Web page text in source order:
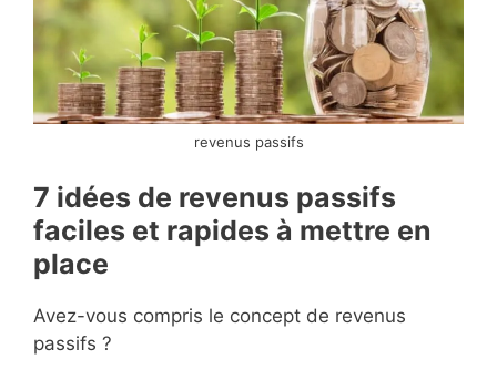
revenus passifs
7 idées de revenus passifs
faciles et rapides à mettre en
place
Avez-vous compris le concept de revenus
passifs ?